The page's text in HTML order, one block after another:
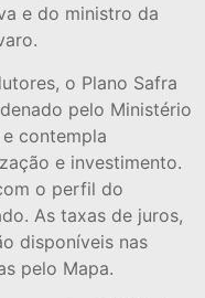
e do ministro da
o Plano Safra
pelo Ministério
contempla
e investimento.
o perfil do
As taxas de juros,
disponíveis nas
pelo Mapa.